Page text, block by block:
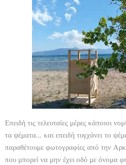
Επειδή τις τελευταίες μέρες κάποιοι
τα ψέματα... και επειδή τυγχάνει το
παραθέτουμε φωτογραφίες από την
που μπορεί να μην έχει οδό με όνομα